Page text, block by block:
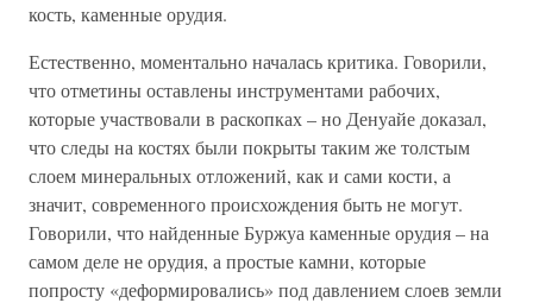
кость, каменные орудия.
Естественно, моментально началась критика. Говорили,
что отметины оставлены инструментами рабочих,
которые участвовали в раскопках – но Денуайе доказал,
что следы на костях были покрыты таким же толстым
слоем минеральных отложений, как и сами кости, а
значит, современного происхождения быть не могут.
Говорили, что найденные Буржуа каменные орудия – на
самом деле не орудия, а простые камни, которые
попросту «деформировались» под давлением слоев земли